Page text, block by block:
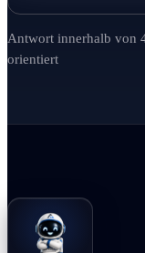
Antwort innerhalb von
orientiert